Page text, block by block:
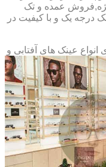
ویژه,فروش عمده و تک
درجه یک و با کیفیت در
انواع عینک های آفتابی و